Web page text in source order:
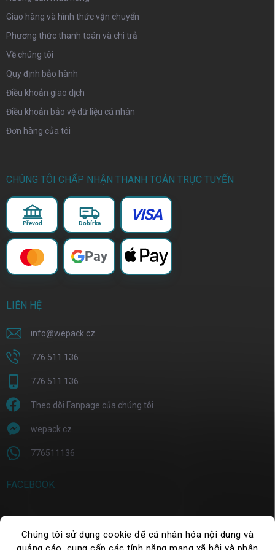
Chúng tôi sử dụng cookie để cá nhân hóa nội dung và
Giao hàng và hình thức vận chuyển
Phương thức thanh toán và chi trả
Về chúng tôi
Quy định bảo hành
Điều khoản giao dịch
Điều khoản bảo vệ dữ liệu cá nhân
Đơn hàng của tôi
CHÚNG TÔI CHẤP NHẬN THANH TOÁN TRỰC TUYẾN
Převod Dobírka VISA
Pay
LIÊN HỆ
info@wepack.cz
776 511 136
776 511 136
Theo dõi Fanpage của chúng tôi
wepack.cz
776511136
FACEBOOK
TÌM KIẾM